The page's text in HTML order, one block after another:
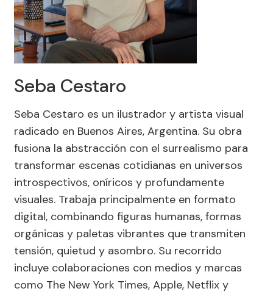
Seba Cestaro
Seba Cestaro es un ilustrador y artista visual
radicado en Buenos Aires, Argentina. Su obra
fusiona la abstracción con el surrealismo para
transformar escenas cotidianas en universos
introspectivos, oníricos y profundamente
visuales. Trabaja principalmente en formato
digital, combinando figuras humanas, formas
orgánicas y paletas vibrantes que transmiten
tensión, quietud y asombro. Su recorrido
incluye colaboraciones con medios y marcas
como The New York Times, Apple, Netflix y